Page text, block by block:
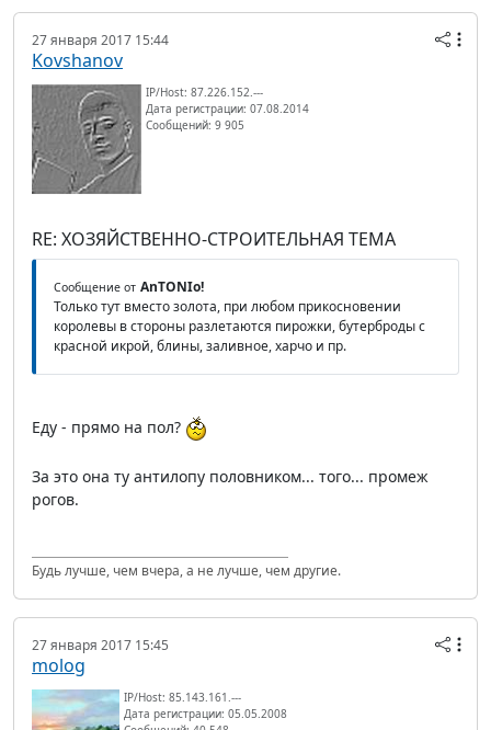
27 января 2017 15:44
Kovshanov
IP/Host: 87.226.152.---
Дата регистрации: 07.08.2014
Сообщений: 9 905
RE: ХОЗЯЙСТВЕННО-СТРОИТЕЛЬНАЯ ТЕМА
Сообщение от AnTONIo!
Только тут вместо золота, при любом прикосновении
королевы в стороны разлетаются пирожки, бутерброды с
красной икрой, блины, заливное, харчо и пр.
Еду - прямо на пол?
За это она ту антилопу половником... того... промеж
рогов.
Будь лучше, чем вчера, а не лучше, чем другие.
27 января 2017 15:45
molog
IP/Host: 85.143.161.---
Дата регистрации: 05.05.2008